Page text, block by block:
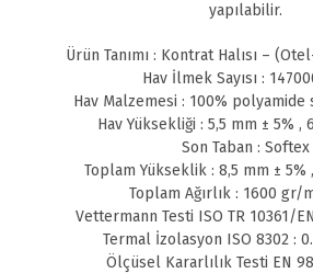
yapılabilir.
Ürün Tanımı : Kontrat Halısı –
Hav İlmek Sayısı :
Hav Malzemesi : 100%
Hav Yüksekliği : 5,5 mm ± 5% ,
Son Taban : Softex
Toplam Yükseklik : 8,5 mm ± 5%
Toplam Ağırlık : 1600 gr/
Vettermann Testi ISO TR 10361/
Termal İzolasyon ISO 8302 :
Ölçüsel Kararlılık Testi EN